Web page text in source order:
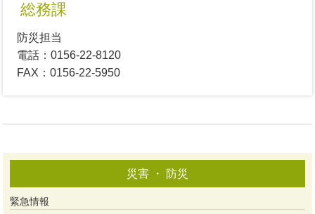
総務課
防災担当
電話：0156-22-8120
FAX：0156-22-5950
災害 ・ 防災
緊急情報